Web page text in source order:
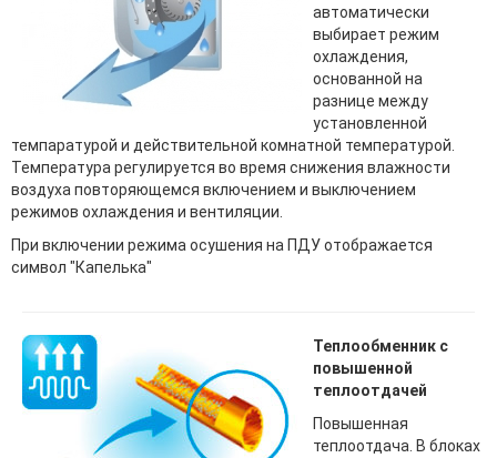
автоматически
выбирает режим
охлаждения,
основанной на
разнице между
установленной
темпаратурой и действительной комнатной температурой.
Температура регулируется во время снижения влажности
воздуха повторяющемся включением и выключением
режимов охлаждения и вентиляции.
При включении режима осушения на ПДУ отображается
символ "Капелька"
Теплообменник с
повышенной
теплоотдачей
Повышенная
теплоотдача. В блоках